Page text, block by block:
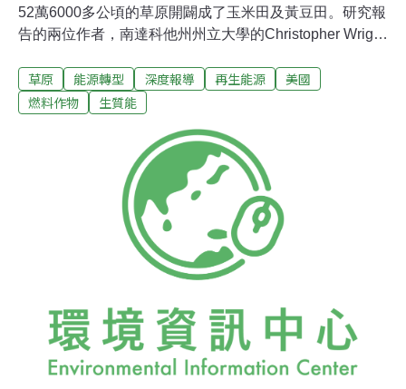
52萬6000多公頃的草原開闢成了玉米田及黃豆田。研究報
告的兩位作者，南達科他州州立大學的Christopher Wright
補助以及幾個因素的交互作用，愛荷華及南達科他等州每
年平均把約5%的草原轉換成農地。研究進一步指出，農民
邦政府會補貼「農作物收成保險」的保費，降低歉收的風
險，因為像是在內布拉斯加、北達科他州、南達科他州等
州，玉米和黃豆是種植在特別容易受到旱害的區域。其他
眾多因素也助長了草原的開發。聯邦政府向來鼓勵穀物的
種植，間接促使農民把草原開闢成農地，而近年來對玉米
提煉的乙醇及其他生質能源生產的補助更加速了這種趨
草原 能源轉型 深度報導 再生能源
美國
燃料作物
生質能